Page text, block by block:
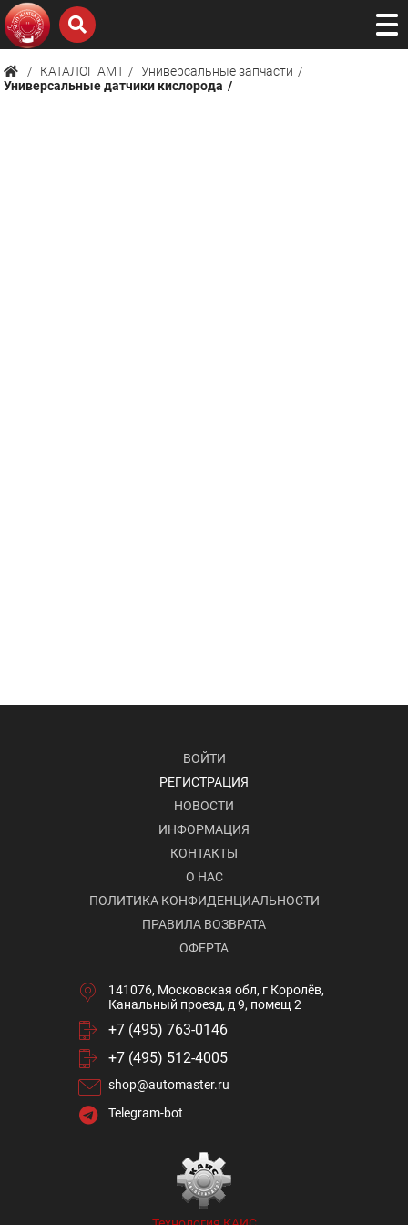
КАТАЛОГ AMТ
Универсальные запчасти
Универсальные датчики кислорода
ВОЙТИ
РЕГИСТРАЦИЯ
НОВОСТИ
ИНФОРМАЦИЯ
КОНТАКТЫ
О НАС
ПОЛИТИКА КОНФИДЕНЦИАЛЬНОСТИ
ПРАВИЛА ВОЗВРАТА
ОФЕРТА
141076, Московская обл, г Королёв,
Канальный проезд, д 9, помещ 2
+7 (495) 763-0146
+7 (495) 512-4005
shop@automaster.ru
Telegram-bot